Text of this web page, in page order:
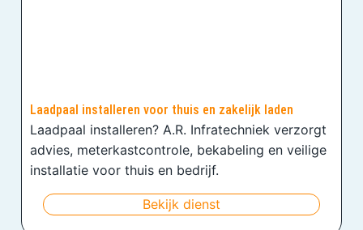
Laadpaal installeren voor thuis en zakelijk laden
Laadpaal installeren? A.R. Infratechniek verzorgt
advies, meterkastcontrole, bekabeling en veilige
installatie voor thuis en bedrijf.
Bekijk dienst